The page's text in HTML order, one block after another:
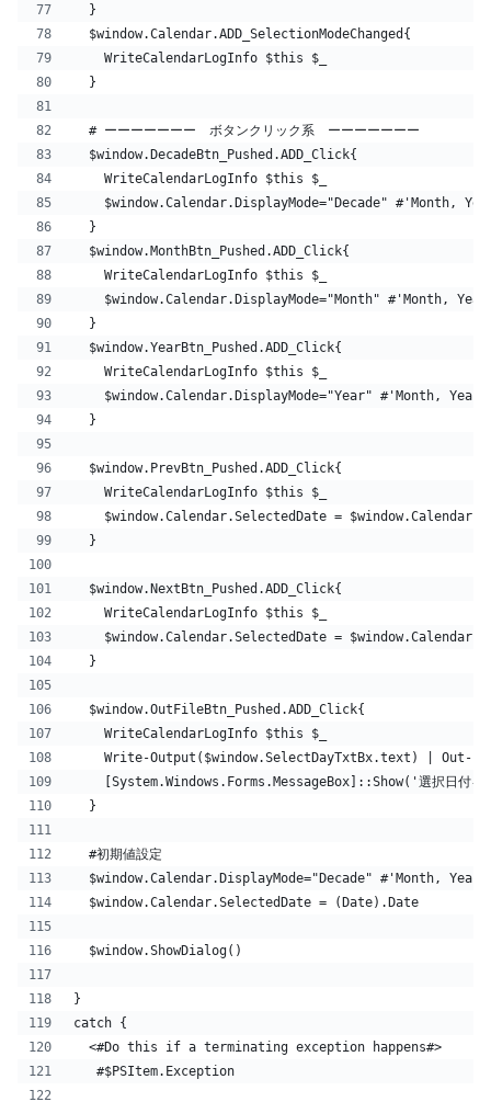
  }
  $window.Calendar.ADD_SelectionModeChanged{
    WriteCalendarLogInfo $this $_
  }
  # ーーーーーーー　ボタンクリック系　ーーーーーーー
  $window.DecadeBtn_Pushed.ADD_Click{
    WriteCalendarLogInfo $this $_
$window.Calendar.DisplayMode="Decade" #'Month,
  }
  $window.MonthBtn_Pushed.ADD_Click{
    WriteCalendarLogInfo $this $_
$window.Calendar.DisplayMode="Month" #'Month,
  }
  $window.YearBtn_Pushed.ADD_Click{
    WriteCalendarLogInfo $this $_
$window.Calendar.DisplayMode="Year" #'Month,
  }
  $window.PrevBtn_Pushed.ADD_Click{
    WriteCalendarLogInfo $this $_
$window.Calendar.SelectedDate =
  }
  $window.NextBtn_Pushed.ADD_Click{
    WriteCalendarLogInfo $this $_
$window.Calendar.SelectedDate =
  }
  $window.OutFileBtn_Pushed.ADD_Click{
    WriteCalendarLogInfo $this $_
Write-Output($window.SelectDayTxtBx.text) | Out-
[System.Windows.Forms.MessageBox]::Show('選択日付を
  }
  #初期値設定
$window.Calendar.DisplayMode="Decade" #'Month,
  $window.Calendar.SelectedDate = (Date).Date
  $window.ShowDialog()
}
catch {
  <#Do this if a terminating exception happens#>
   #$PSItem.Exception